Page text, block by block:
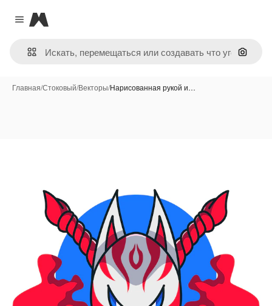
Close menu
Magnific
Поиск
Главная/Стоковый/Векторы/Нарисованная рукой и…